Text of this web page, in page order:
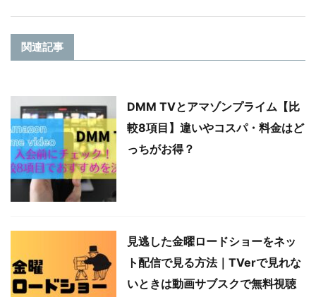
関連記事
DMM TVとアマゾンプライム【比
較8項目】違いやコスパ・料金はど
っちがお得？
見逃した金曜ロードショーをネッ
ト配信で見る方法｜TVerで見れな
いときは動画サブスクで無料視聴